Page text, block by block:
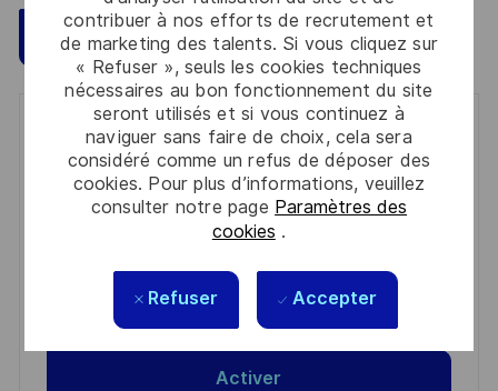
contribuer à nos efforts de recrutement et
de marketing des talents. Si vous cliquez sur
« Refuser », seuls les cookies techniques
nécessaires au bon fonctionnement du site
seront utilisés et si vous continuez à
naviguer sans faire de choix, cela sera
considéré comme un refus de déposer des
cookies. Pour plus d’informations, veuillez
consulter notre page Paramètres des
cookies .
Refuser Accepter
Postulez maintenant Sauvegarder
Get notified for similar jobs
You'll receive updates once a week
(Required)
Lire et accepter les conditions de traitement des
informations personnelles
Activer